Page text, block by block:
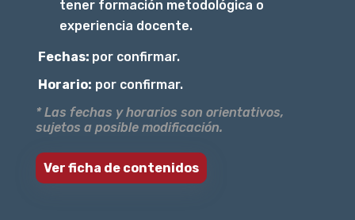
tener formación metodológica o
experiencia docente.
Fechas: por confirmar.
Horario: por confirmar.
* Las fechas y horarios son orientativos,
sujetos a posible modificación.
Ver ficha de contenidos